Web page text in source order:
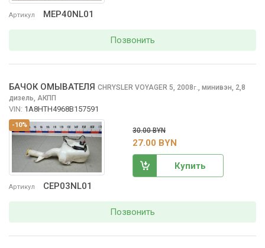
Артикул MEP40NL01
Позвонить
-10%
Артикул CEP03NL01
БАЧОК ОМЫВАТЕЛЯ CHRYSLER VOYAGER 5, 2008г., минивэн, 2,8
дизель, АКПП
VIN: 1A8HTH4968B157591
30.00 BYN
27.00 BYN
Купить
Позвонить